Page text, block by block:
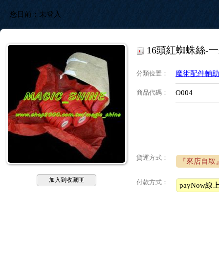
您目前： 未登入
加入到收藏匣
16頭紅蜘蛛絲-
分類位置 ： 魔術配件輔
商品代碼 ： O004
貨運方式： 『來店自取
付款方式： payNow線